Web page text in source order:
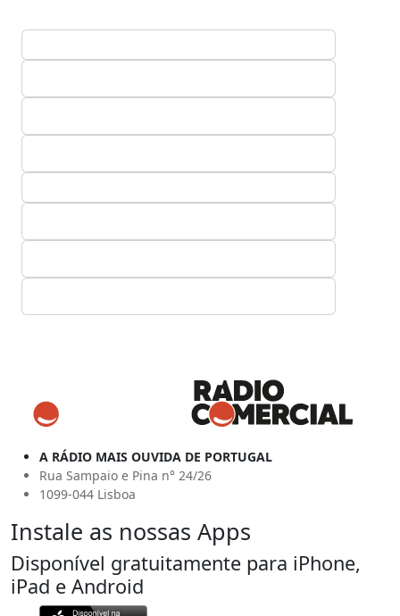
A RÁDIO MAIS OUVIDA DE PORTUGAL
Rua Sampaio e Pina n° 24/26
1099-044 Lisboa
Instale as nossas Apps
Disponível gratuitamente para iPhone,
iPad e Android